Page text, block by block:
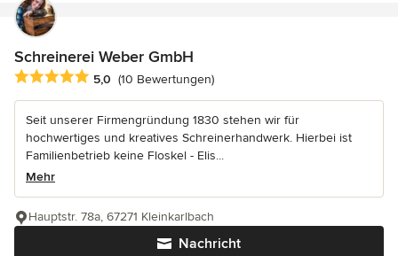
Schreinerei Weber GmbH
Durchschnittliche Bewertung: 5 von 5 Sternen
5,0 (10 Bewertungen)
Seit unserer Firmengründung 1830 stehen wir für
hochwertiges und kreatives Schreinerhandwerk. Hierbei ist
Familienbetrieb keine Floskel - Elis...
Mehr
Nachricht
Hauptstr. 78a, 67271 Kleinkarlbach